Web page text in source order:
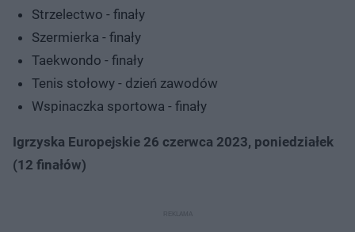
Strzelectwo - finały
Szermierka - finały
Taekwondo - finały
Tenis stołowy - dzień zawodów
Wspinaczka sportowa - finały
Igrzyska Europejskie 26 czerwca 2023, poniedziałek
(12 finałów)